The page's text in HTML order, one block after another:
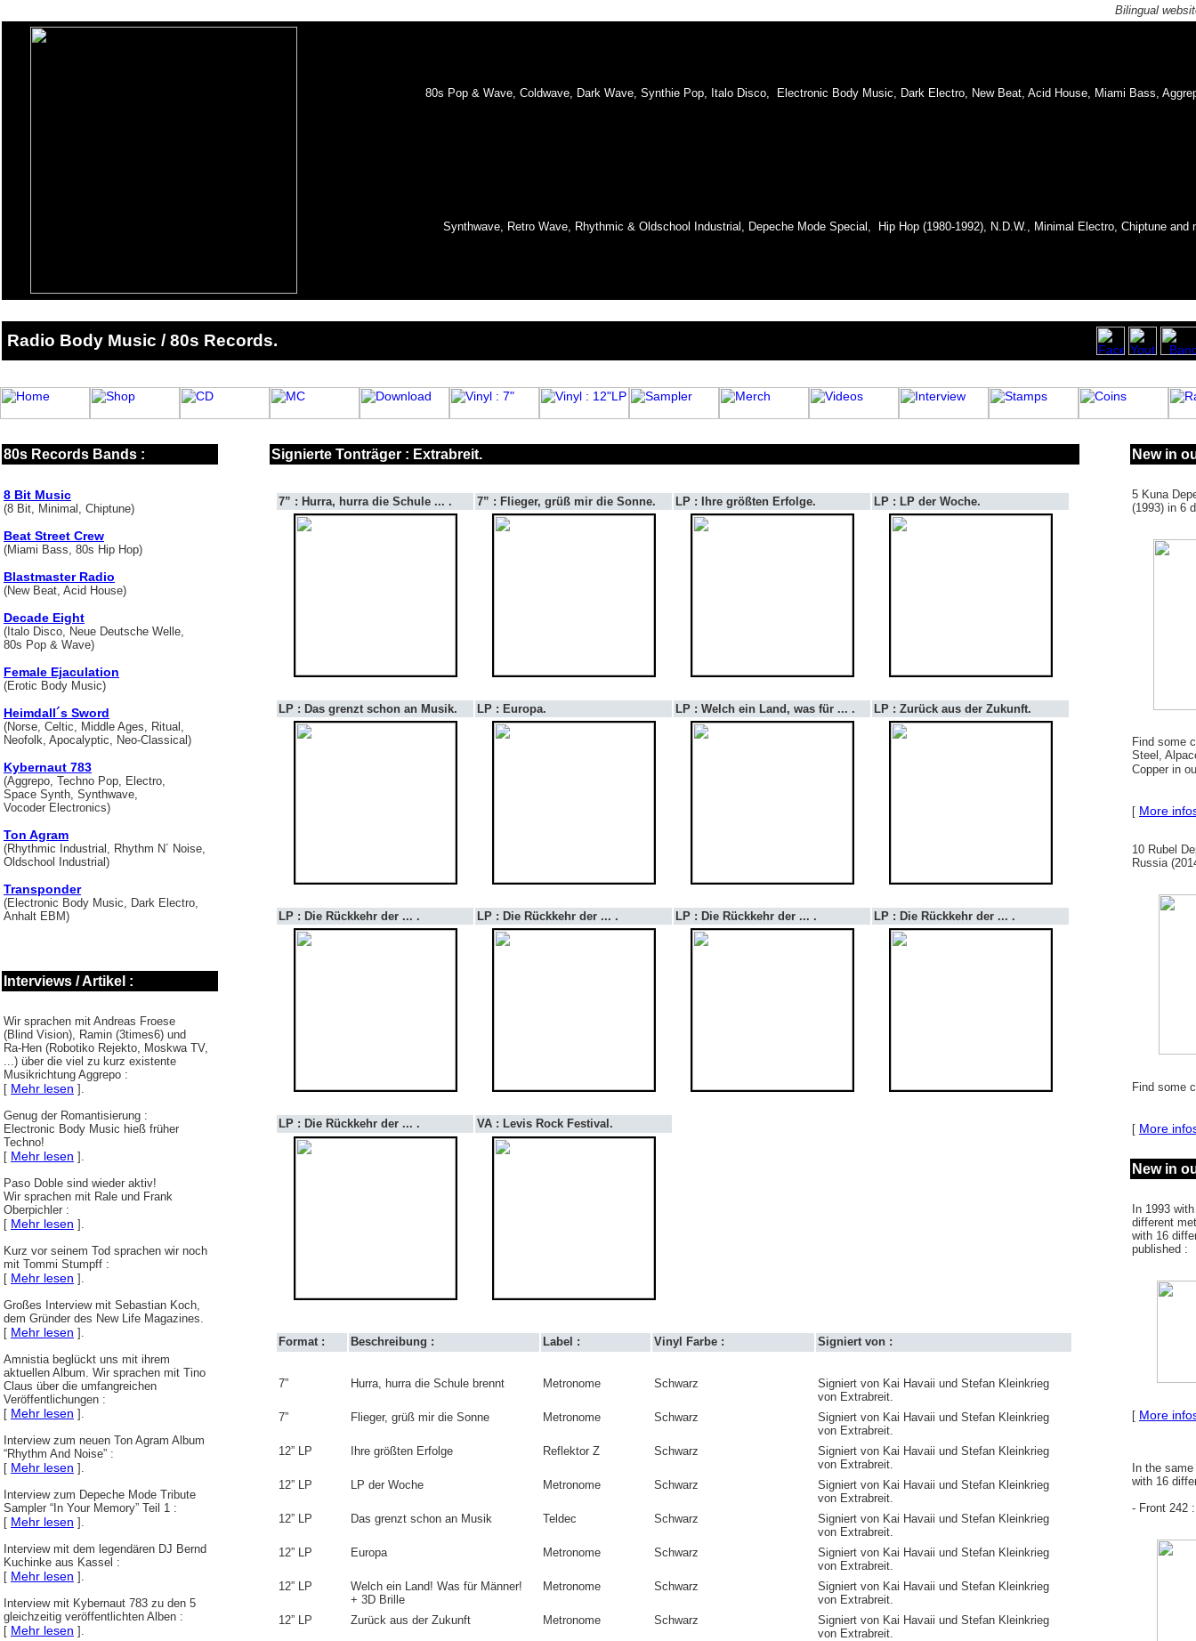
Bilingual
80s Pop & Wave, Coldwave, Dark Wave, Synthie Pop, Italo Disco, Electronic Body Music, Dark Electro, New Beat, Acid House, Miami Bass,
Synthwave, Retro Wave, Rhythmic & Oldschool Industrial, Depeche Mode Special, Hip Hop (1980-1992), N.D.W., Minimal Electro, Chiptune and
Radio Body Music / 80s Records.
80s Records Bands :
8 Bit Music
(8 Bit, Minimal, Chiptune)
Beat Street Crew
(Miami Bass, 80s Hip Hop)
Blastmaster Radio
(New Beat, Acid House)
Decade Eight
(Italo Disco, Neue Deutsche Welle,
80s Pop & Wave)
Female Ejaculation
(Erotic Body Music)
Heimdall´s Sword
(Norse, Celtic, Middle Ages, Ritual,
Neofolk, Apocalyptic, Neo-Classical)
Kybernaut 783
(Aggrepo, Techno Pop, Electro,
Space Synth, Synthwave,
Vocoder Electronics)
Ton Agram
(Rhythmic Industrial, Rhythm N´ Noise,
Oldschool Industrial)
Transponder
(Electronic Body Music, Dark Electro,
Anhalt EBM)
Interviews / Artikel :
Wir sprachen mit Andreas Froese
(Blind Vision), Ramin (3times6) und
Ra-Hen (Robotiko Rejekto, Moskwa TV,
...) über die viel zu kurz existente
Musikrichtung Aggrepo :
[ Mehr lesen ].
Genug der Romantisierung :
Electronic Body Music hieß früher
Techno!
[ Mehr lesen ].
Paso Doble sind wieder aktiv!
Wir sprachen mit Rale und Frank
Oberpichler :
[ Mehr lesen ].
Kurz vor seinem Tod sprachen wir noch
mit Tommi Stumpff :
[ Mehr lesen ].
Großes Interview mit Sebastian Koch,
dem Gründer des New Life Magazines.
[ Mehr lesen ].
Amnistia beglückt uns mit ihrem
aktuellen Album. Wir sprachen mit Tino
Claus über die umfangreichen
Veröffentlichungen :
[ Mehr lesen ].
Interview zum neuen Ton Agram Album
“Rhythm And Noise” :
[ Mehr lesen ].
Interview zum Depeche Mode Tribute
Sampler “In Your Memory” Teil 1 :
[ Mehr lesen ].
Interview mit dem legendären DJ Bernd
Kuchinke aus Kassel :
[ Mehr lesen ].
Interview mit Kybernaut 783 zu den 5
gleichzeitig veröffentlichten Alben :
[ Mehr lesen ].
Signierte Tonträger : Extrabreit.
7” : Hurra, hurra die Schule ... . 7” : Flieger, grüß mir die Sonne. LP : Ihre größten Erfolge. LP : LP der Woche.
LP : Das grenzt schon an Musik. LP : Europa. LP : Welch ein Land, was für ... . LP : Zurück aus der Zukunft.
LP : Die Rückkehr der ... . LP : Die Rückkehr der ... . LP : Die Rückkehr der ... . LP : Die Rückkehr der ... .
LP : Die Rückkehr der ... . VA : Levis Rock Festival.
Format : Beschreibung : Label : Vinyl Farbe : Signiert von :
7” Hurra, hurra die Schule brennt Metronome Schwarz
Signiert von Kai Havaii und Stefan Kleinkrieg
von Extrabreit.
7”
Flieger, grüß mir die Sonne Metronome Schwarz
Signiert von Kai Havaii und Stefan Kleinkrieg
von Extrabreit.
12” LP
Ihre größten Erfolge Reflektor Z Schwarz
Signiert von Kai Havaii und Stefan Kleinkrieg
von Extrabreit.
12” LP
LP der Woche Metronome Schwarz
Signiert von Kai Havaii und Stefan Kleinkrieg
von Extrabreit.
12” LP
Das grenzt schon an Musik Teldec Schwarz
Signiert von Kai Havaii und Stefan Kleinkrieg
von Extrabreit.
12” LP
Europa Metronome Schwarz
Signiert von Kai Havaii und Stefan Kleinkrieg
von Extrabreit.
12” LP
Welch ein Land! Was für Männer!
+ 3D Brille
Metronome Schwarz
Signiert von Kai Havaii und Stefan Kleinkrieg
von Extrabreit.
12” LP
Zurück aus der Zukunft Metronome Schwarz
Signiert von Kai Havaii und Stefan Kleinkrieg
von Extrabreit.
New in
5 Kuna
(1993) in 6
Find some
Steel,
Copper in
[ More
10 Rubel
Russia
Find some
[ More
New in
In 1993
different
with 16
published :
[ More
In the
with 16
- Front 242 :